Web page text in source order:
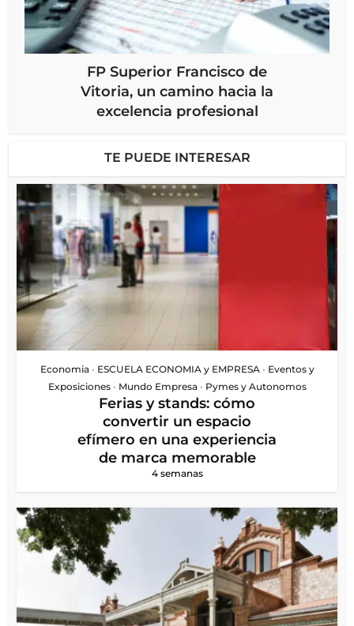
FP Superior Francisco de
Vitoria, un camino hacia la
excelencia profesional
TE PUEDE INTERESAR
Economia • ESCUELA ECONOMIA y EMPRESA • Eventos y
Exposiciones • Mundo Empresa • Pymes y Autonomos
Ferias y stands: cómo
convertir un espacio
efímero en una experiencia
de marca memorable
4 semanas